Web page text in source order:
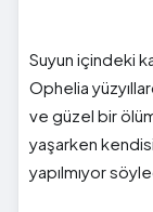
Suyun içindeki
Ophelia
ve güzel bir
yaşarken
yapılmıyor